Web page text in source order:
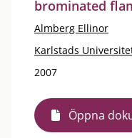
brominated
Almberg Ellinor
Karlstads
2007
Öppna